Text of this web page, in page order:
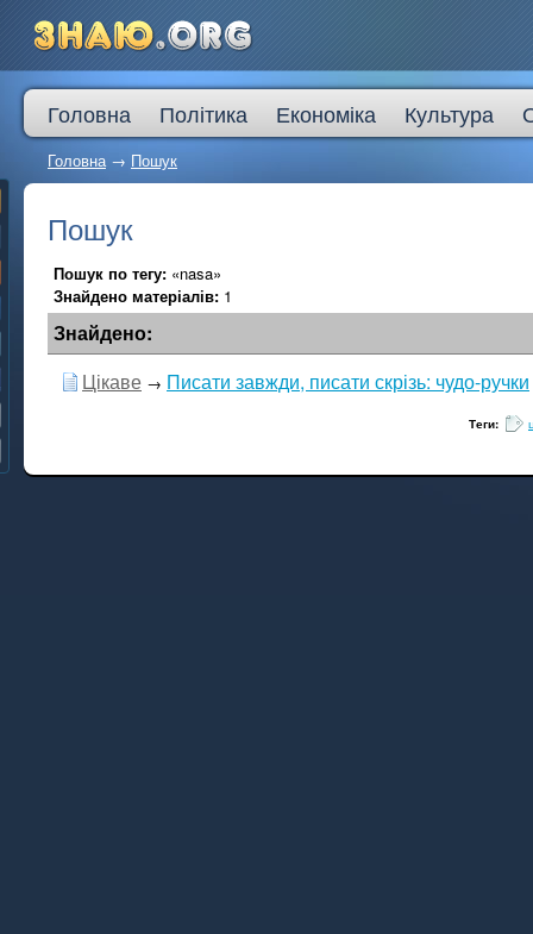
Головна Політика Економіка Культура
Головна→ Пошук
Пошук
Пошук по тегу: «nasa»
Знайдено матеріалів: 1
Знайдено:
Цікаве → Писати завжди, писати скрізь: чудо-ручки
Теги: